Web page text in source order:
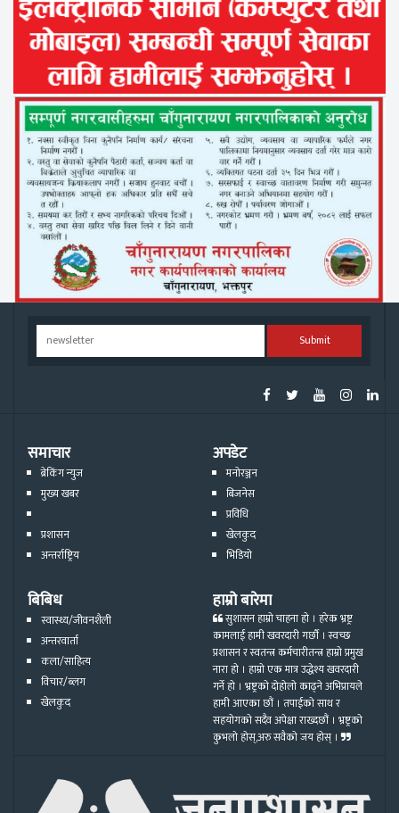
Submit
समाचार
ब्रेकिंग न्युज
मुख्य खबर
प्रशासन
अन्तर्राष्ट्रिय
अपडेट
मनोरञ्जन
बिजनेस
प्रविधि
खेलकुद
भिडियो
बिबिध
स्वास्थ्य/जीवनशैली
अन्तरवार्ता
कला/साहित्य
विचार/ब्लग
खेलकुद
हाम्रो बारेमा
सुशासन हाम्रो चाहना हो । हरेक भ्रष्ट्र
कामलाई हामी खवरदारी गर्छौ । स्वच्छ
प्रशासन र स्वतन्त्र कर्मचारीतन्त्र हाम्रो प्रमुख
नारा हो । हाम्रो एक मात्र उद्धेश्य खवरदारी
गर्ने हो । भ्रष्ट्रको दोहोलो काढ्ने अभिप्रायले
हामी आएका छौं । तपाईको साथ र
सहयोगको सदैव अपेक्षा राख्दछौं । भ्रष्ट्रको
कुभलो होस्,अरु सवैको जय होस् ।